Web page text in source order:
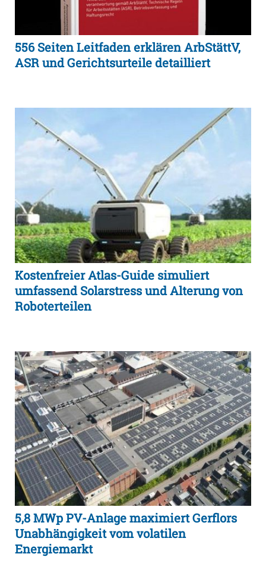
556 Seiten Leitfaden erklären ArbStättV,
ASR und Gerichtsurteile detailliert
Kostenfreier Atlas-Guide simuliert
umfassend Solarstress und Alterung von
Roboterteilen
5,8 MWp PV-Anlage maximiert Gerflors
Unabhängigkeit vom volatilen
Energiemarkt